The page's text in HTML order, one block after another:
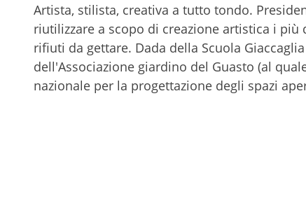
Artista, stilista, creativa a tutto tondo.
riutilizzare a scopo di creazione artistica i
rifiuti da gettare. Dada della Scuola
dell'Associazione giardino del Guasto (al
nazionale per la progettazione degli spazi